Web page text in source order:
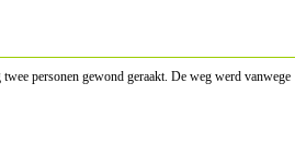
personen gewond geraakt. De weg werd vanwege